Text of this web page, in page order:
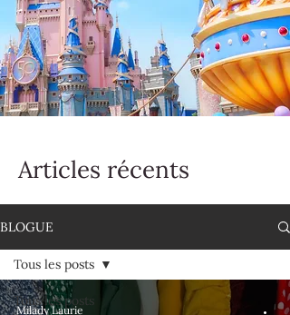
Articles récents
BLOGUE
Tous les posts
Tous les posts
Milady Laurie